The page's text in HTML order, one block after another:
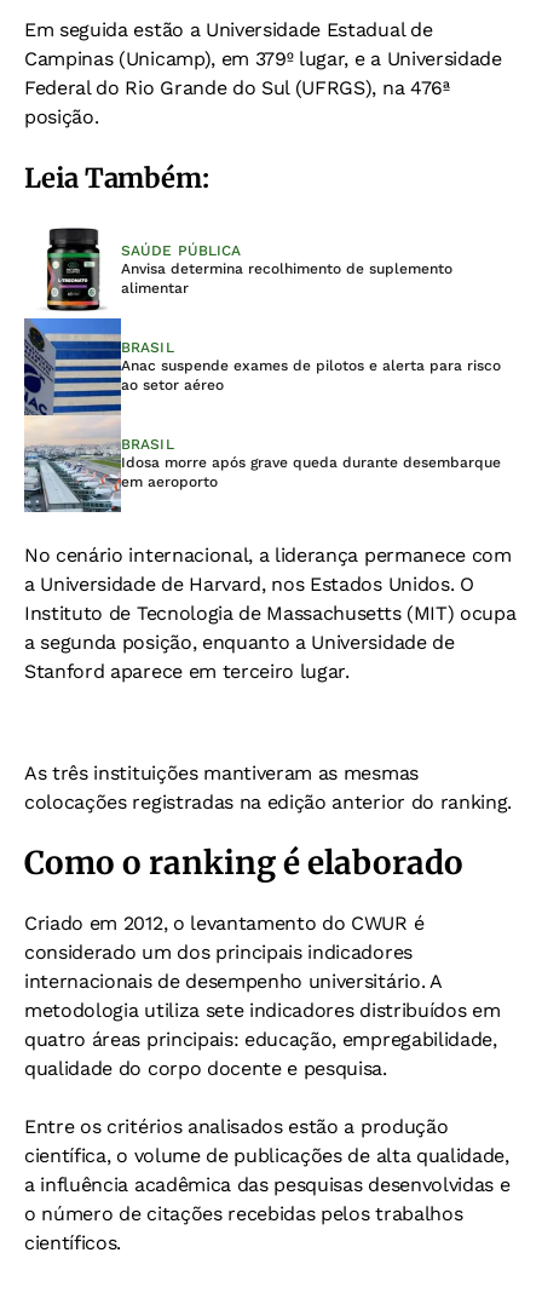
Em seguida estão a Universidade Estadual de
Campinas (Unicamp), em 379º lugar, e a Universidade
Federal do Rio Grande do Sul (UFRGS), na 476ª
posição.
Leia Também:
SAÚDE PÚBLICA
Anvisa determina recolhimento de suplemento
alimentar
BRASIL
Anac suspende exames de pilotos e alerta para risco
ao setor aéreo
BRASIL
Idosa morre após grave queda durante desembarque
em aeroporto
No cenário internacional, a liderança permanece com
a Universidade de Harvard, nos Estados Unidos. O
Instituto de Tecnologia de Massachusetts (MIT) ocupa
a segunda posição, enquanto a Universidade de
Stanford aparece em terceiro lugar.
As três instituições mantiveram as mesmas
colocações registradas na edição anterior do ranking.
Como o ranking é elaborado
Criado em 2012, o levantamento do CWUR é
considerado um dos principais indicadores
internacionais de desempenho universitário. A
metodologia utiliza sete indicadores distribuídos em
quatro áreas principais: educação, empregabilidade,
qualidade do corpo docente e pesquisa.
Entre os critérios analisados estão a produção
científica, o volume de publicações de alta qualidade,
a influência acadêmica das pesquisas desenvolvidas e
o número de citações recebidas pelos trabalhos
científicos.